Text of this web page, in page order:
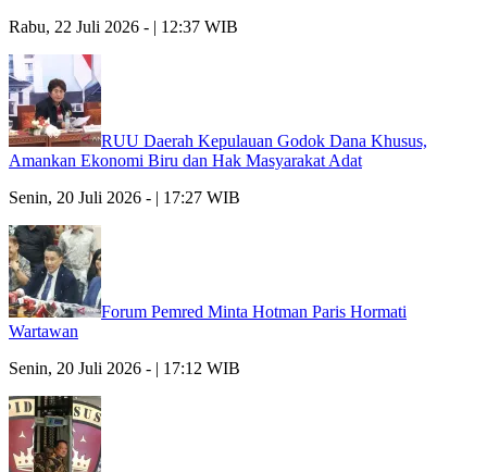
Rabu, 22 Juli 2026 - | 12:37 WIB
RUU Daerah Kepulauan Godok Dana Khusus,
Amankan Ekonomi Biru dan Hak Masyarakat Adat
Senin, 20 Juli 2026 - | 17:27 WIB
Forum Pemred Minta Hotman Paris Hormati
Wartawan
Senin, 20 Juli 2026 - | 17:12 WIB